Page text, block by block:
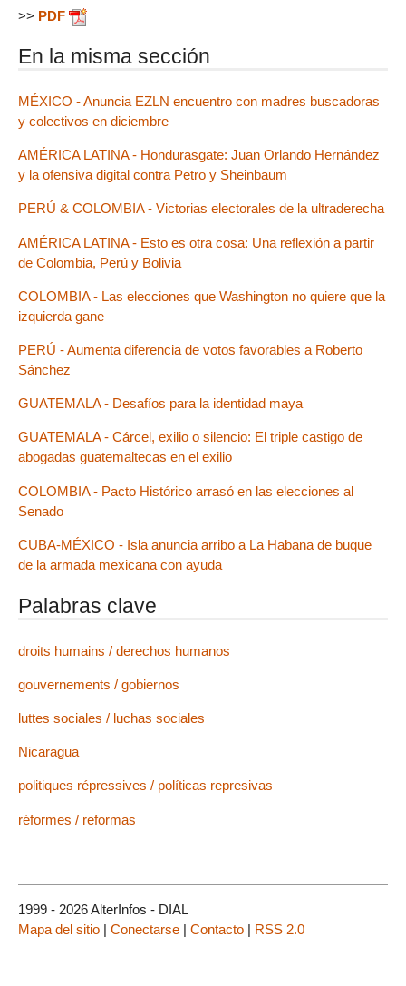
>> PDF
En la misma sección
MÉXICO - Anuncia EZLN encuentro con madres buscadoras
y colectivos en diciembre
AMÉRICA LATINA - Hondurasgate: Juan Orlando Hernández
y la ofensiva digital contra Petro y Sheinbaum
PERÚ & COLOMBIA - Victorias electorales de la ultraderecha
AMÉRICA LATINA - Esto es otra cosa: Una reflexión a partir
de Colombia, Perú y Bolivia
COLOMBIA - Las elecciones que Washington no quiere que la
izquierda gane
PERÚ - Aumenta diferencia de votos favorables a Roberto
Sánchez
GUATEMALA - Desafíos para la identidad maya
GUATEMALA - Cárcel, exilio o silencio: El triple castigo de
abogadas guatemaltecas en el exilio
COLOMBIA - Pacto Histórico arrasó en las elecciones al
Senado
CUBA-MÉXICO - Isla anuncia arribo a La Habana de buque
de la armada mexicana con ayuda
Palabras clave
droits humains / derechos humanos
gouvernements / gobiernos
luttes sociales / luchas sociales
Nicaragua
politiques répressives / políticas represivas
réformes / reformas
1999 - 2026 AlterInfos - DIAL
Mapa del sitio | Conectarse | Contacto | RSS 2.0